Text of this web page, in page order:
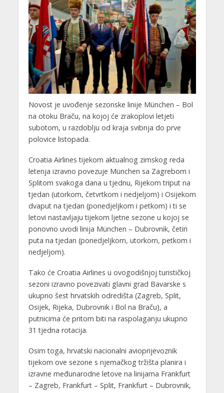
Novost je uvođenje sezonske linije München – Bol
na otoku Braču, na kojoj će zrakoplovi letjeti
subotom, u razdoblju od kraja svibnja do prve
polovice listopada.
Croatia Airlines tijekom aktualnog zimskog reda
letenja izravno povezuje München sa Zagrebom i
Splitom svakoga dana u tjednu, Rijekom triput na
tjedan (utorkom, četvrtkom i nedjeljom) i Osijekom
dvaput na tjedan (ponedjeljkom i petkom) i ti se
letovi nastavljaju tijekom ljetne sezone u kojoj se
ponovno uvodi linija München – Dubrovnik, četiri
puta na tjedan (ponedjeljkom, utorkom, petkom i
nedjeljom).
Tako će Croatia Airlines u ovogodišnjoj turističkoj
sezoni izravno povezivati glavni grad Bavarske s
ukupno šest hrvatskih odredišta (Zagreb, Split,
Osijek, Rijeka, Dubrovnik i Bol na Braču), a
putnicima će pritom biti na raspolaganju ukupno
31 tjedna rotacija.
Osim toga, hrvatski nacionalni avioprijevoznik
tijekom ove sezone s njemačkog tržišta planira i
izravne međunarodne letove na linijama Frankfurt
– Zagreb, Frankfurt – Split, Frankfurt – Dubrovnik,